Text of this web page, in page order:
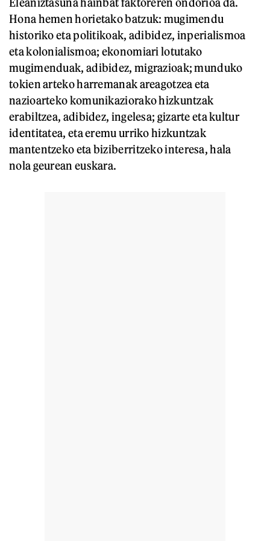
Hona hemen horietako batzuk: mugimendu
historiko eta politikoak, adibidez, inperialismoa
eta kolonialismoa; ekonomiari lotutako
mugimenduak, adibidez, migrazioak; munduko
tokien arteko harremanak areagotzea eta
nazioarteko komunikaziorako hizkuntzak
erabiltzea, adibidez, ingelesa; gizarte eta kultur
identitatea, eta eremu urriko hizkuntzak
mantentzeko eta biziberritzeko interesa, hala
nola geurean euskara.